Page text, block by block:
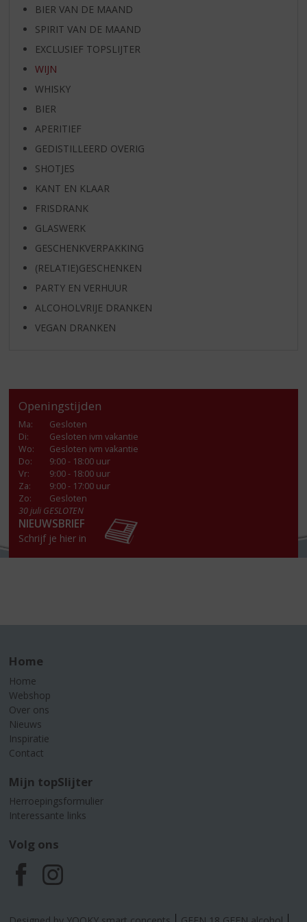
BIER VAN DE MAAND
SPIRIT VAN DE MAAND
EXCLUSIEF TOPSLIJTER
WIJN
WHISKY
BIER
APERITIEF
GEDISTILLEERD OVERIG
SHOTJES
KANT EN KLAAR
FRISDRANK
GLASWERK
GESCHENKVERPAKKING
(RELATIE)GESCHENKEN
PARTY EN VERHUUR
ALCOHOLVRIJE DRANKEN
VEGAN DRANKEN
Openingstijden
Ma:
Gesloten
Di:
Gesloten ivm vakantie
Wo:
Gesloten ivm vakantie
Do:
9:00 - 18:00 uur
Vr:
9:00 - 18:00 uur
Za:
9:00 - 17:00 uur
Zo:
Gesloten
30 juli GESLOTEN
NIEUWSBRIEF
Schrijf je hier in
Home
Home
Webshop
Over ons
Nieuws
Inspiratie
Contact
Mijn topSlijter
Herroepingsformulier
Interessante links
Volg ons
F
a
I
n